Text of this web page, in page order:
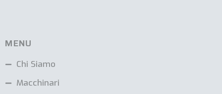
MENU
Chi Siamo
Macchinari